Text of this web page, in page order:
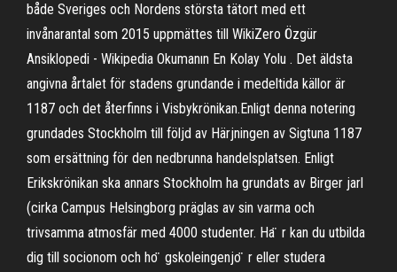
både Sveriges och Nordens största tätort med ett
invånarantal som 2015 uppmättes till WikiZero Özgür
Ansiklopedi - Wikipedia Okumanın En Kolay Yolu . Det äldsta
angivna årtalet för stadens grundande i medeltida källor är
1187 och det återfinns i Visbykrönikan.Enligt denna notering
grundades Stockholm till följd av Härjningen av Sigtuna 1187
som ersättning för den nedbrunna handelsplatsen. Enligt
Erikskrönikan ska annars Stockholm ha grundats av Birger jarl
(cirka Campus Helsingborg präglas av sin varma och
trivsamma atmosfär med 4000 studenter. Ha ̈ r kan du utbilda
dig till socionom och ho ̈ gskoleingenjo ̈ r eller studera